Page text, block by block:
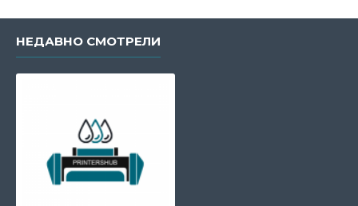
НЕДАВНО СМОТРЕЛИ